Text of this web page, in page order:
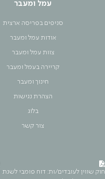
עמל ומעבר
סניפים בפריסה ארצית
אודות עמל ומעבר
צוות עמל ומעבר
קריירה בעמל ומעבר
חינוך ומעבר
הצהרת נגישות
בלוג
צור קשר
חוק שווין לעובדים/ות: דוח פומבי לשנת